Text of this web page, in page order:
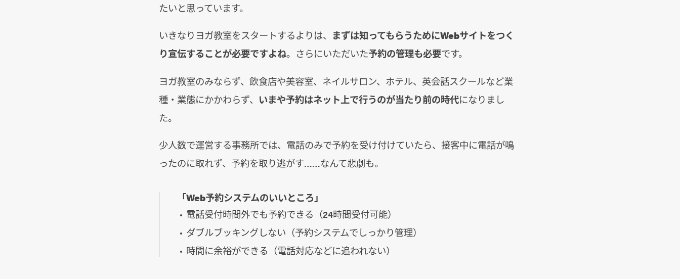
たいと思っています。
いきなりヨガ教室をスタートするよりは、 まずは知ってもらうためにWebサイトをつく
り宣伝することが必要ですよね。さらにいただいた予約の管理も必要です。
ヨガ教室のみならず、飲食店や美容室、ネイルサロン、ホテル、英会話スクールなど業
種・業態にかかわらず、 いまや予約はネット上で行うのが当たり前の時代になりまし
た。
少人数で運営する事務所では、電話のみで予約を受け付けていたら、接客中に電話が鳴
ったのに取れず、予約を取り逃がす……なんて悲劇も。
「Web予約システムのいいところ」
電話受付時間外でも予約できる（24時間受付可能）
ダブルブッキングしない（予約システムでしっかり管理）
時間に余裕ができる（電話対応などに追われない）